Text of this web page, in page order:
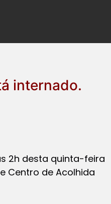
internado.
2h desta quinta-feira
Centro de Acolhida